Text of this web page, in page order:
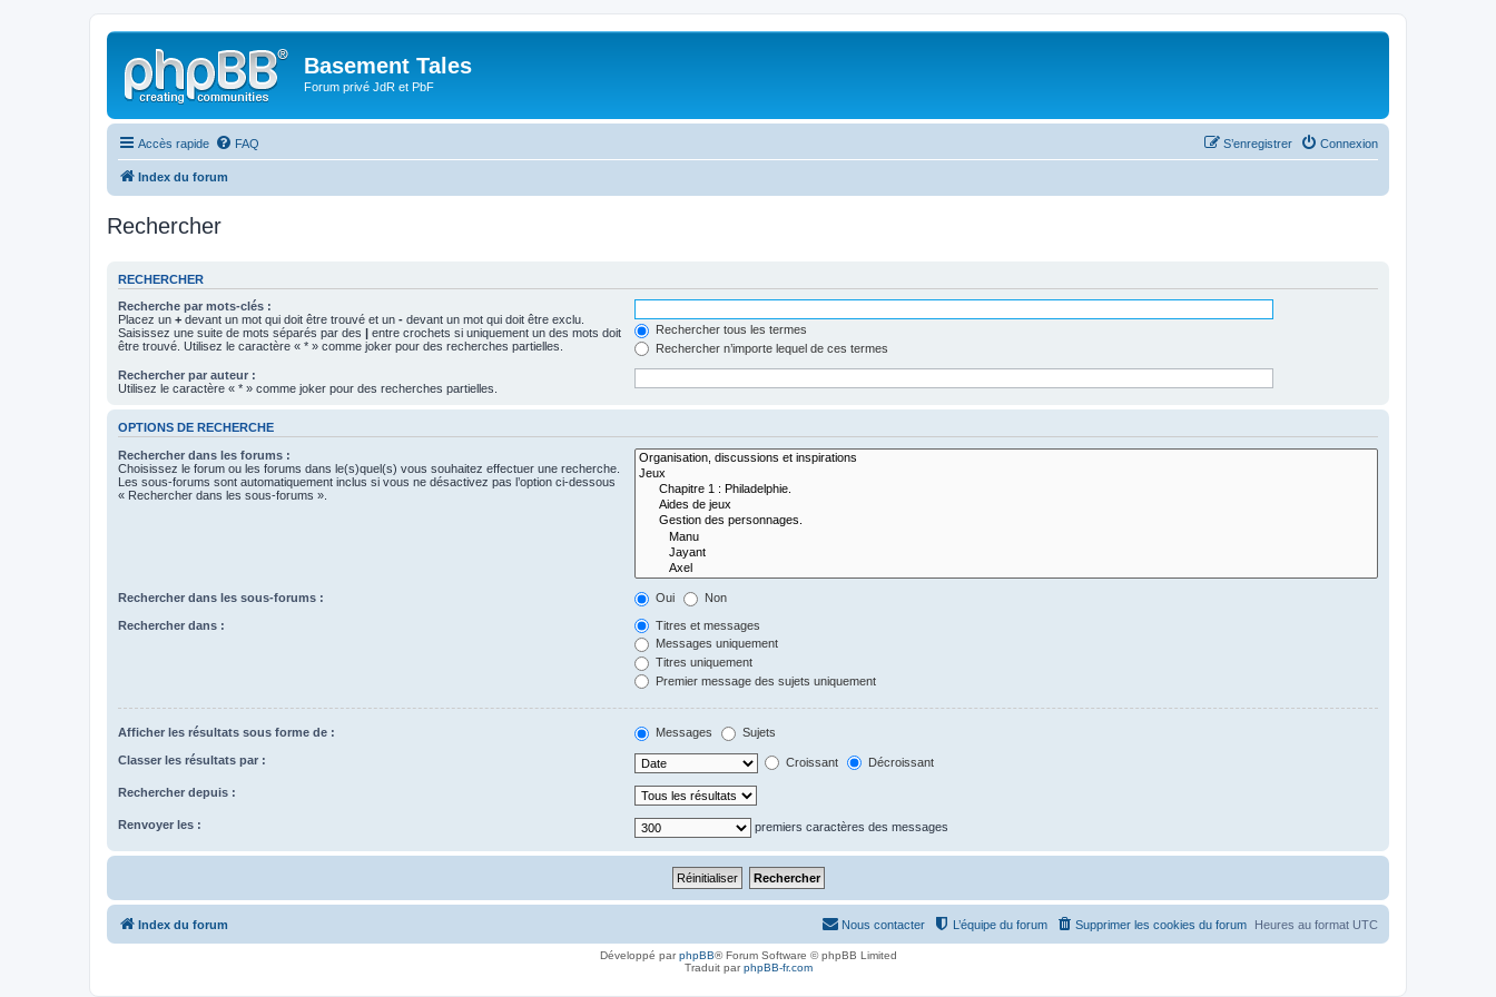
Basement Tales
Forum privé JdR et PbF
Accès rapide FAQ Connexion
S’enregistrer
Index du forum
Rechercher
RECHERCHER
Recherche par mots-clés :
Placez un + devant un mot qui doit être trouvé et un - devant un mot qui doit être exclu.
Saisissez une suite de mots séparés par des | entre crochets si uniquement un des mots doit
être trouvé. Utilisez le caractère « * » comme joker pour des recherches partielles.
Rechercher tous les termes
Rechercher n’importe lequel de ces termes
Rechercher par auteur :
Utilisez le caractère « * » comme joker pour des recherches partielles.
OPTIONS DE RECHERCHE
Rechercher dans les forums :
Choisissez le forum ou les forums dans le(s)quel(s) vous souhaitez effectuer une recherche.
Les sous-forums sont automatiquement inclus si vous ne désactivez pas l’option ci-dessous
« Rechercher dans les sous-forums ».
Rechercher dans les sous-forums : Oui Non
Rechercher dans :
Titres et messages
Messages uniquement
Titres uniquement
Premier message des sujets uniquement
Afficher les résultats sous forme de : Messages Sujets
Classer les résultats par : Croissant Décroissant
Rechercher depuis :
Renvoyer les : premiers caractères des messages
Index du forum Heures au format UTC
Supprimer les cookies du forum
L’équipe du forum
Nous contacter
Développé parphpBB® Forum Software © phpBB Limited
Traduit parphpBB-fr.com